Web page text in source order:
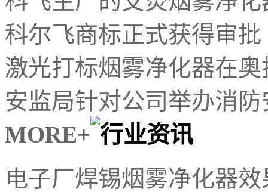
科尔飞商标正式获得审批
激光打标烟雾净化器在
安监局针对公司举办消
MORE+
电子厂焊锡烟雾净化器